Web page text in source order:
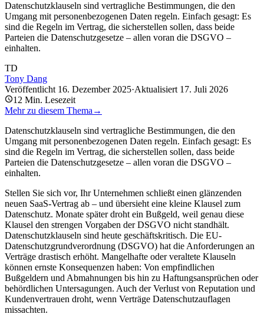
Datenschutzklauseln sind vertragliche Bestimmungen, die den
Umgang mit personenbezogenen Daten regeln. Einfach gesagt: Es
sind die Regeln im Vertrag, die sicherstellen sollen, dass beide
Parteien die Datenschutzgesetze – allen voran die DSGVO –
einhalten.
TD
Tony Dang
Veröffentlicht 16. Dezember 2025·Aktualisiert 17. Juli 2026
12 Min. Lesezeit
Mehr zu diesem Thema →
Datenschutzklauseln sind vertragliche Bestimmungen, die den
Umgang mit personenbezogenen Daten regeln. Einfach gesagt: Es
sind die Regeln im Vertrag, die sicherstellen sollen, dass beide
Parteien die Datenschutzgesetze – allen voran die DSGVO –
einhalten.
Stellen Sie sich vor, Ihr Unternehmen schließt einen glänzenden
neuen SaaS-Vertrag ab – und übersieht eine kleine Klausel zum
Datenschutz. Monate später droht ein Bußgeld, weil genau diese
Klausel den strengen Vorgaben der DSGVO nicht standhält.
Datenschutzklauseln sind heute geschäftskritisch. Die EU-
Datenschutzgrundverordnung (DSGVO) hat die Anforderungen an
Verträge drastisch erhöht. Mangelhafte oder veraltete Klauseln
können ernste Konsequenzen haben: Von empfindlichen
Bußgeldern und Abmahnungen bis hin zu Haftungsansprüchen oder
behördlichen Untersagungen. Auch der Verlust von Reputation und
Kundenvertrauen droht, wenn Verträge Datenschutzauflagen
missachten.